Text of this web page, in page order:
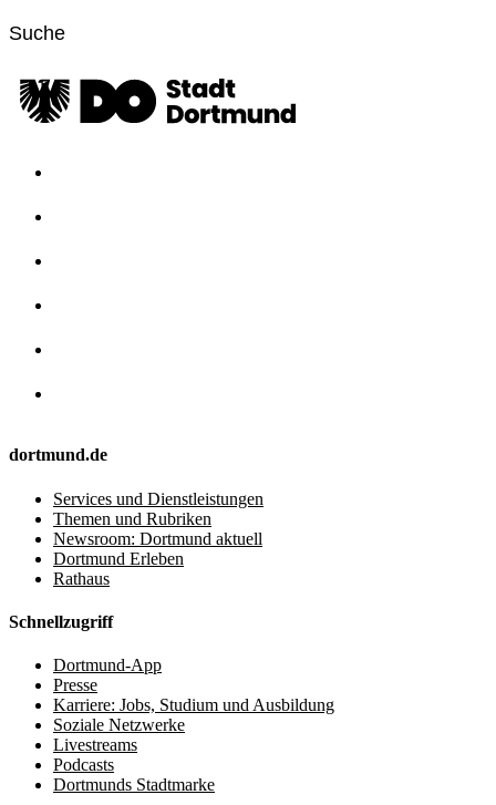
dortmund.de
Services und Dienstleistungen
Themen und Rubriken
Newsroom: Dortmund aktuell
Dortmund Erleben
Rathaus
Schnellzugriff
Dortmund-App
Presse
Karriere: Jobs, Studium und Ausbildung
Soziale Netzwerke
Livestreams
Podcasts
Dortmunds Stadtmarke